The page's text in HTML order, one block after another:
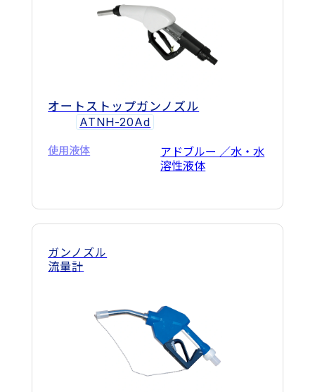
オートストップガンノズル
ATNH-20Ad
使用液体
アドブルー ／水・水
溶性液体
ガンノズル
流量計